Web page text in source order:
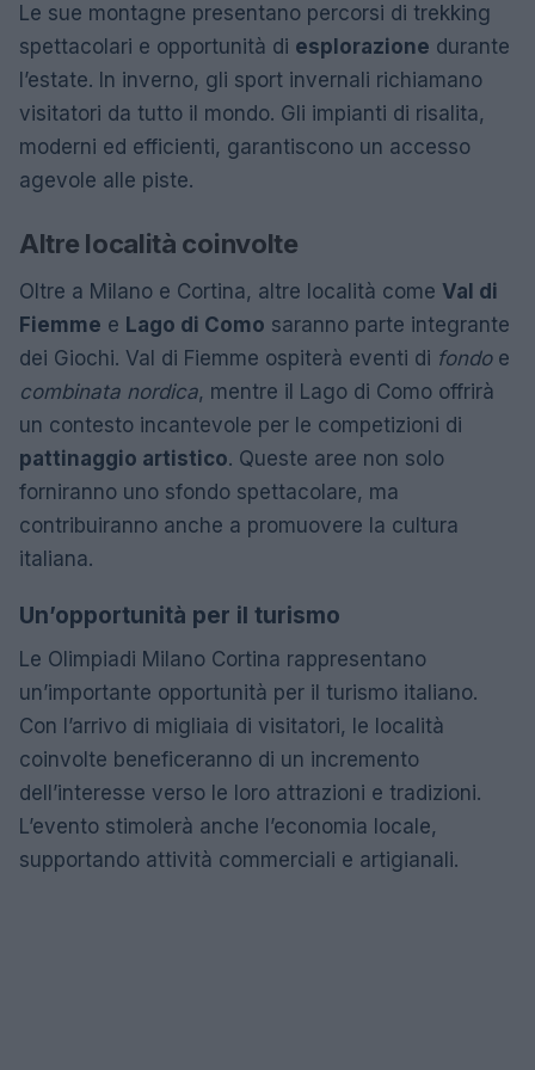
Le sue montagne presentano percorsi di trekking
spettacolari e opportunità di esplorazione durante
l’estate. In inverno, gli sport invernali richiamano
visitatori da tutto il mondo. Gli impianti di risalita,
moderni ed efficienti, garantiscono un accesso
agevole alle piste.
Altre località coinvolte
Oltre a Milano e Cortina, altre località come Val di
Fiemme e Lago di Como saranno parte integrante
dei Giochi. Val di Fiemme ospiterà eventi di fondoe
combinata nordica, mentre il Lago di Como offrirà
un contesto incantevole per le competizioni di
pattinaggio artistico. Queste aree non solo
forniranno uno sfondo spettacolare, ma
contribuiranno anche a promuovere la cultura
italiana.
Un’opportunità per il turismo
Le Olimpiadi Milano Cortina rappresentano
un’importante opportunità per il turismo italiano.
Con l’arrivo di migliaia di visitatori, le località
coinvolte beneficeranno di un incremento
dell’interesse verso le loro attrazioni e tradizioni.
L’evento stimolerà anche l’economia locale,
supportando attività commerciali e artigianali.